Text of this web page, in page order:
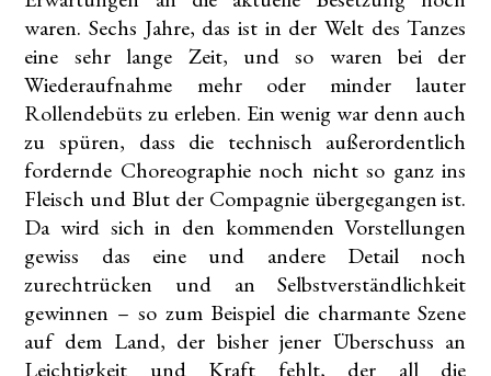
waren. Sechs Jahre, das ist in der Welt des Tanzes
eine sehr lange Zeit, und so waren bei der
Wiederaufnahme mehr oder minder lauter
Rollendebüts zu erleben. Ein wenig war denn auch
zu spüren, dass die technisch außerordentlich
fordernde Choreographie noch nicht so ganz ins
Fleisch und Blut der Compagnie übergegangen ist.
Da wird sich in den kommenden Vorstellungen
gewiss das eine und andere Detail noch
zurechtrücken und an Selbstverständlichkeit
gewinnen – so zum Beispiel die charmante Szene
auf dem Land, der bisher jener Überschuss an
Leichtigkeit und Kraft fehlt, der all die